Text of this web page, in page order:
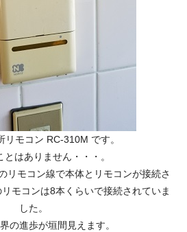
リモコン RC-310M です。
とはありません・・・。
リモコン線で本体とリモコンが接続さ
モコンは8本くらいで接続されていま
した。
の進歩が垣間見えます。